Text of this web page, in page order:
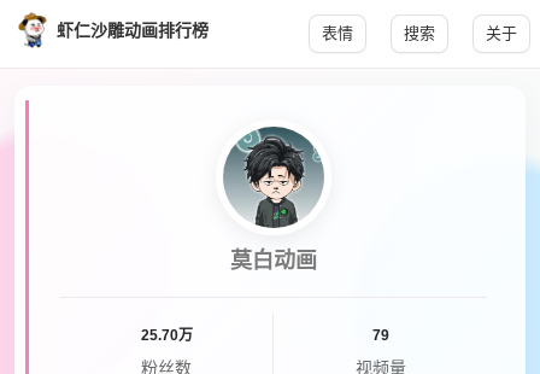
虾仁沙雕动画排行榜 表情 搜索 关于
莫白动画
25.70万
粉丝数
79
视频量